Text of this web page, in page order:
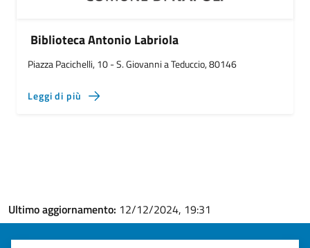
Biblioteca Antonio Labriola
Piazza Pacichelli, 10 - S. Giovanni a Teduccio, 80146
Leggi di più
Ultimo aggiornamento: 12/12/2024, 19:31